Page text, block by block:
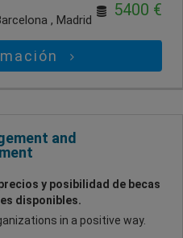
, Madrid
5400 €
and
y posibilidad de becas
disponibles.
in a positive way.